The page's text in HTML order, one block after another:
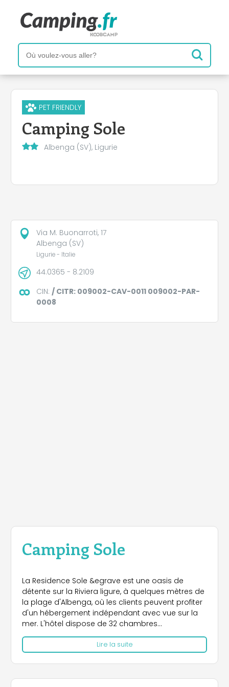
PET FRIENDLY
Camping Sole
Albenga (SV), Ligurie
Camping Sole
La Residence Sole &egrave est une oasis de
détente sur la Riviera ligure, à quelques mètres de
la plage d'Albenga, où les clients peuvent profiter
d'un hébergement indépendant avec vue sur la
mer. L'hôtel dispose de 32 chambres
confortables, d'un restaurant avec vue sur la mer
et de deux piscines : l'une avec jacuzzi et l'autre
pour les enfants. La plage privée et le solarium
panoramique offrent des moments paisibles en
pleine nature.
Lire la suite
Via M. Buonarroti, 17
Albenga (SV)
Ligurie - Italie
44.0365 - 8.2109
CIN: / CITR: 009002-CAV-0011 009002-PAR-
0008